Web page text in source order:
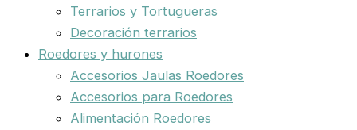
Terrarios y Tortugueras
Decoración terrarios
Roedores y hurones
Accesorios Jaulas Roedores
Accesorios para Roedores
Alimentación Roedores